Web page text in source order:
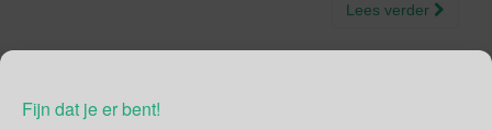
Fijn dat je er bent!
Lees verder